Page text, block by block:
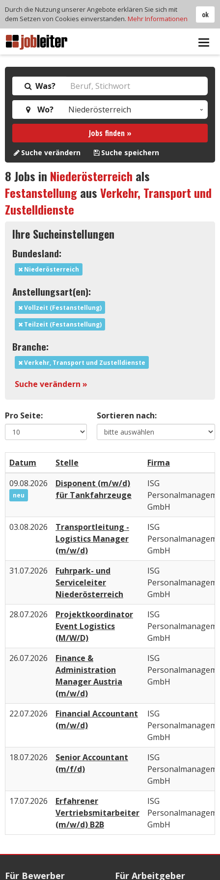
Was?
Wo?
Jobs finden »
Suche verändern Suche speichern
8Jobs in Niederösterreich als
FestanstellungausVerkehr, Transport und
Zustelldienste
Ihre Sucheinstellungen
Bundesland:
Niederösterreich
Anstellungsart(en):
Vollzeit (Festanstellung)
Teilzeit (Festanstellung)
Branche:
Verkehr, Transport und Zustelldienste
Suche verändern »
Pro Seite: Sortieren nach:
Datum Stelle
Firma
09.08.2026
neu
Disponent (m/w/d)
für Tankfahrzeuge
ISG
GmbH
03.08.2026
Transportleitung -
Logistics Manager
(m/w/d)
ISG
GmbH
31.07.2026
Fuhrpark- und
Serviceleiter
Niederösterreich
ISG
GmbH
28.07.2026
Projektkoordinator
Event Logistics
(M/W/D)
ISG
GmbH
26.07.2026
Finance &
Administration
Manager Austria
(m/w/d)
ISG
GmbH
22.07.2026
Financial Accountant
(m/w/d)
ISG
GmbH
18.07.2026
Senior Accountant
(m/f/d)
ISG
GmbH
17.07.2026
Erfahrener
Vertriebsmitarbeiter
(m/w/d) B2B
ISG
GmbH
Für Bewerber Für Arbeitgeber
ok
Durch die Nutzung unserer Angebote erklären Sie sich mit
dem Setzen von Cookies einverstanden. Mehr Informationen